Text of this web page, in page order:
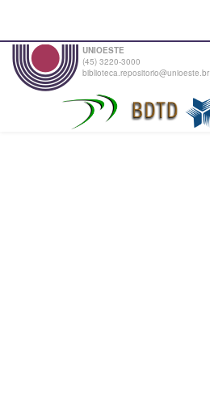
UNIOESTE
(45) 3220-3000
biblioteca.repositorio@unioeste.br